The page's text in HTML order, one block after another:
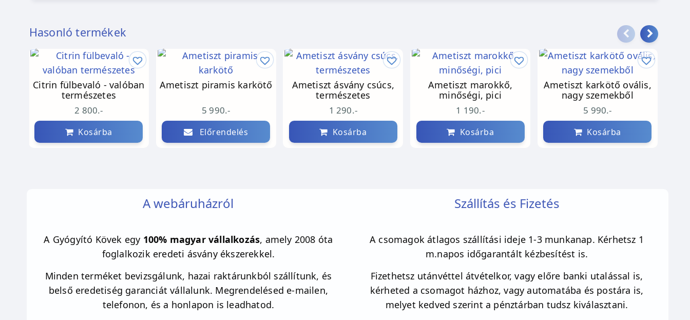
Hasonló termékek
Citrin fülbevaló - valóban
természetes
2 800.-
Kosárba
Ametiszt piramis karkötő
5 990.-
Előrendelés
Ametiszt ásvány csúcs,
természetes
1 290.-
Kosárba
Ametiszt marokkő,
minőségi, pici
1 190.-
Kosárba
Ametiszt karkötő ovális,
nagy szemekből
5 990.-
Kosárba
A webáruházról
A Gyógyító Kövek egy 100% magyar vállalkozás, amely 2008 óta
foglalkozik eredeti ásvány ékszerekkel.
Minden terméket bevizsgálunk, hazai raktárunkból szállítunk, és
belső eredetiség garanciát vállalunk. Megrendelésed e-mailen,
telefonon, és a honlapon is leadhatod.
Szállítás és Fizetés
A csomagok átlagos szállítási ideje 1-3 munkanap. Kérhetsz 1
m.napos időgarantált kézbesítést is.
Fizethetsz utánvéttel átvételkor, vagy előre banki utalással is,
kérheted a csomagot házhoz, vagy automatába és postára is,
melyet kedved szerint a pénztárban tudsz kiválasztani.